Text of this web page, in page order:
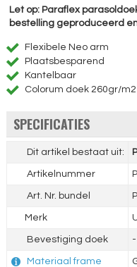
Let op: Paraflex
bestelling geproduceerd
Flexibele Neo arm
Plaatsbesparend
Kantelbaar
Colorum doek 260gr/m2
SPECIFICATIES
Dit artikel bestaat uit:
Artikelnummer
Art. Nr. bundel
Merk
Bevestiging doek -
Materiaal frame